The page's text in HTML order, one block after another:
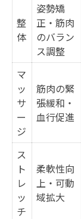
整
体
姿勢矯
正・筋肉
のバラン
ス調整
マ
ッ
サ
ー
ジ
筋肉の緊
張緩和・
血行促進
ス
ト
レ
ッ
チ
柔軟性向
上・可動
域拡大